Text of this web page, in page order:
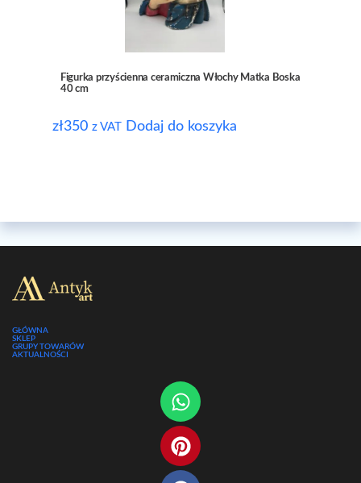
Figurka przyścienna ceramiczna Włochy Matka Boska
40 cm
zł350 z VAT Dodaj do koszyka
GŁÓWNA
SKLEP
GRUPY TOWARÓW
AKTUALNOŚCI